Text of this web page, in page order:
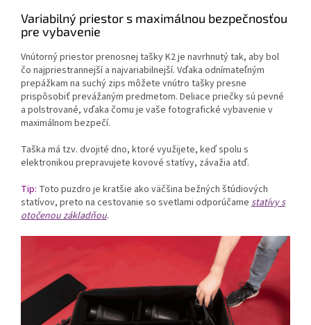
Variabilný priestor s maximálnou bezpečnosťou
pre vybavenie
Vnútorný priestor prenosnej tašky K2 je navrhnutý tak, aby bol
čo najpriestrannejší a najvariabilnejší. Vďaka odnímateľným
prepážkam na suchý zips môžete vnútro tašky presne
prispôsobiť prevážaným predmetom. Deliace priečky sú pevné
a polstrované, vďaka čomu je vaše fotografické vybavenie v
maximálnom bezpečí.
Taška má tzv. dvojité dno, ktoré využijete, keď spolu s
elektronikou prepravujete kovové statívy, závažia atď.
Tip: Toto puzdro je kratšie ako väčšina bežných štúdiových
statívov, preto na cestovanie so svetlami odporúčame statívy s
otočenou základňou.